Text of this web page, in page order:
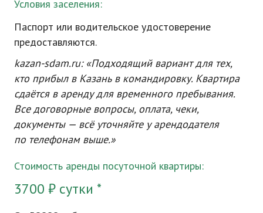
Условия заселения:
Паспорт или водительское удостоверение
предоставляются.
kazan-sdam.ru: «Подходящий вариант для тех,
кто прибыл в Казань в командировку. Квартира
сдаётся в аренду для временного пребывания.
Все договорные вопросы, оплата, чеки,
документы — всё уточняйте у арендодателя
по телефонам выше.»
Стоимость аренды посуточной квартиры:
3700 ₽ сутки *